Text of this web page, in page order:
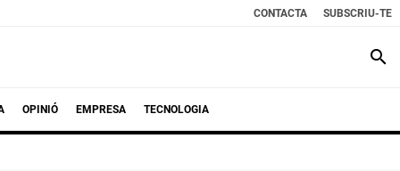
CONTACTA SUBSCRIU-TE
search
OPINIÓ EMPRESA TECNOLOGIA